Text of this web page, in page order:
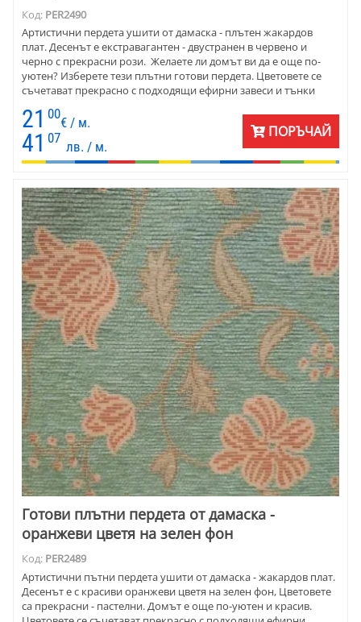
Код: PER2490
Артистични пердета ушити от дамаска - плътен жакардов
плат. Десенът е екстравагантен - двустранен в червено и
черно с прекрасни рози. Желаете ли домът ви да е още по-
уютен? Изберете тези плътни готови пердета. Цветовете се
съчетават прекрасно с подходящи ефирни завеси и тънки
великолепно съчетание. Пердетата са готови ушити с
перделък. Цената е на линеен метър готово перде.
Минимално количество - 2 линейни метра готово перде. За
поръчка само на плат няма ограничения.
21 00
€ / м.
41 07
лв. / м.
ПОРЪЧАЙ
Готови плътни пердета от дамаска -
оранжеви цветя на зелен фон
Код: PER2489
Артистични пътни пердета ушити от дамаска - жакардов плат.
Десенът е с красиви оранжеви цветя на зелен фон, Цветовете
са прекрасни - пастелни. Домът е още по-уютен и красив.